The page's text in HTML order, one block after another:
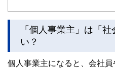
をわかりやすく発信し
このように編集経験豊
「個人事業主」は「
い？
個人事業主になると、会社